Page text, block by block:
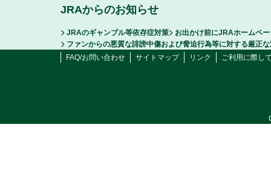
JRAからのお知らせ
JRAのギャンブル等依存症対策
お出かけ前にJRAホームペ
ファンからの悪質な誹謗中傷および脅迫行為等に対する厳正
FAQ/お問い合わせ
サイトマップ リンク ご利用に際し